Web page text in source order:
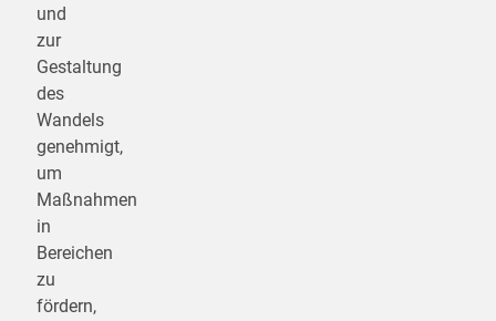
und
zur
Gestaltung
des
Wandels
genehmigt,
um
Maßnahmen
in
Bereichen
zu
fördern,